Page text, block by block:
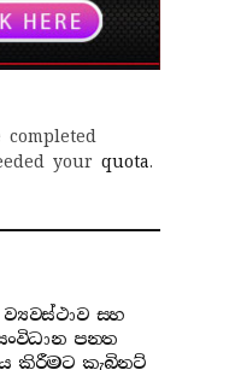
your quota.
සහ
පනත
කිරීමට කැබිනට්